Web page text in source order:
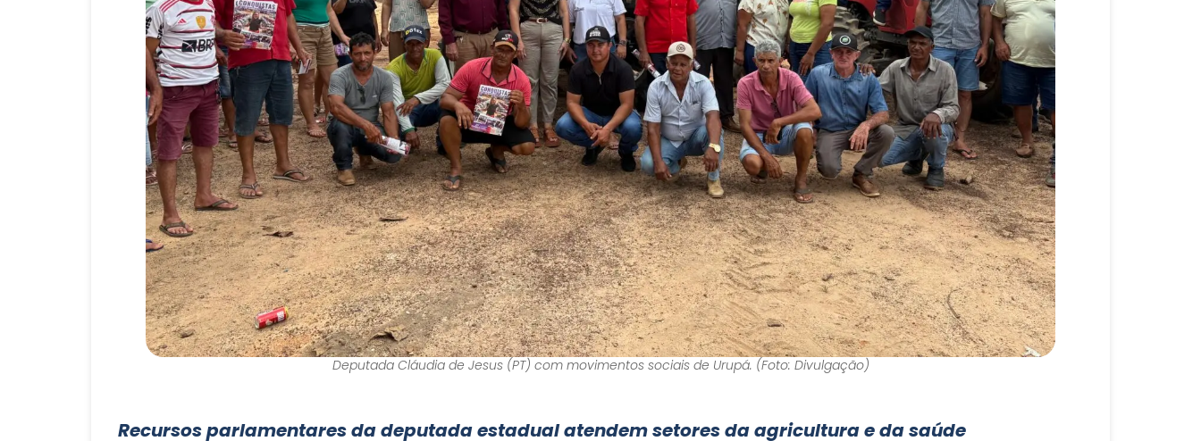
Deputada Cláudia de Jesus (PT) com movimentos sociais de Urupá. (Foto: Divulgação)
Recursos parlamentares da deputada estadual atendem setores da agricultura e da saúde